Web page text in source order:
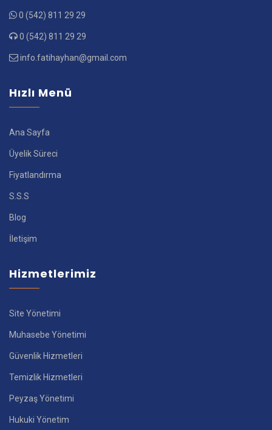
0 (542) 811 29 29
0 (542) 811 29 29
info.fatihayhan@gmail.com
Hızlı Menü
Ana Sayfa
Üyelik Süreci
Fiyatlandırma
S.S.S
Blog
İletişim
Hizmetlerimiz
Site Yönetimi
Muhasebe Yönetimi
Güvenlik Hizmetleri
Temizlik Hizmetleri
Peyzaş Yönetimi
Hukuki Yönetim